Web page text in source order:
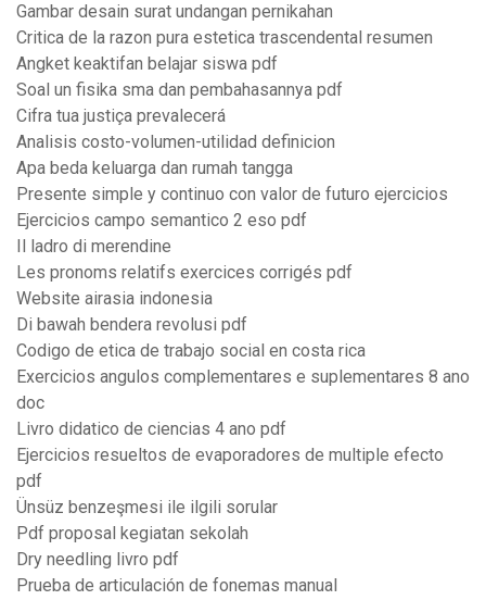
Gambar desain surat undangan pernikahan
Critica de la razon pura estetica trascendental resumen
Angket keaktifan belajar siswa pdf
Soal un fisika sma dan pembahasannya pdf
Cifra tua justiça prevalecerá
Analisis costo-volumen-utilidad definicion
Apa beda keluarga dan rumah tangga
Presente simple y continuo con valor de futuro ejercicios
Ejercicios campo semantico 2 eso pdf
Il ladro di merendine
Les pronoms relatifs exercices corrigés pdf
Website airasia indonesia
Di bawah bendera revolusi pdf
Codigo de etica de trabajo social en costa rica
Exercicios angulos complementares e suplementares 8 ano
doc
Livro didatico de ciencias 4 ano pdf
Ejercicios resueltos de evaporadores de multiple efecto
pdf
Ünsüz benzeşmesi ile ilgili sorular
Pdf proposal kegiatan sekolah
Dry needling livro pdf
Prueba de articulación de fonemas manual